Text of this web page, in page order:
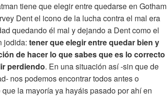
tiene que elegir entre quedarse en Gotham
Dent el icono de la lucha contra el mal era
quedando él mal y dejando a Dent como el
jodida: tener que elegir entre quedar bien y
de hacer lo que sabes que es lo correcto
perdiendo. En una situación así -sin que de
nos podemos encontrar todos antes o
la mayoría ya hayáis pasado por ahí en